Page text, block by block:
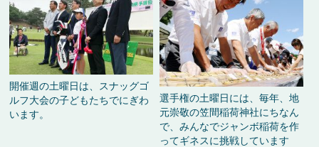
開催週の土曜日は、スナッグゴ
ルフ大会の子どもたちでにぎわ
います。
選手権の土曜日には、毎年、地
元崇敬の笠間稲荷神社にちなん
で、みんなでジャンボ稲荷を作
ってギネスに挑戦しています